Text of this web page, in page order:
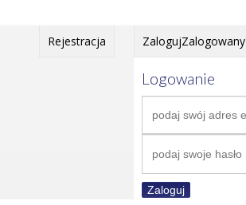
Rejestracja ZalogujZalogowany
Logowanie
Zaloguj